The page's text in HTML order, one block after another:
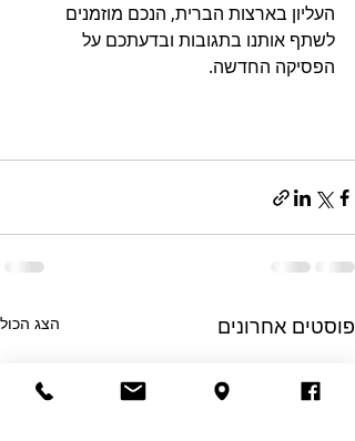
העליון בארצות הברית, הנכם מוזמנים
לשתף אותנו בתגובות ובדעתכם על
הפסיקה החדשה.
פוסטים אחרונים הצג הכול